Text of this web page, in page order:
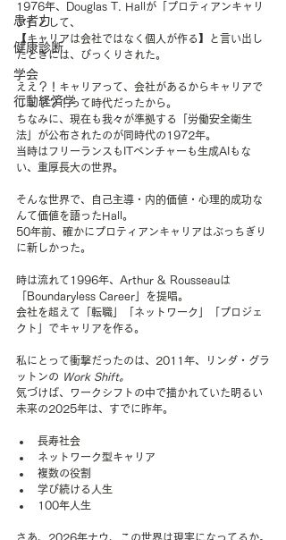
患者力
健康診断
学会
行動経済学
1976年、 Douglas T. Hallが「 プロティアンキャリ
ア」として、
【キャリアは会社ではなく個人が作る】と言い出し
たときには、びっくりされた。
ええ？！キャリアって、会社があるからキャリアで
しょ？？！って時代だったから。
ちなみに、現在も我々が準拠する「労働安全衛生
法」が公布されたのが同時代の1972年。
当時はフリーランスもITベンチャーも生成AIもな
い、重厚長大の世界。
そんな世界で、自己主導・内的価値・心理的成功な
んて価値を語ったHall。
50年前、確かにプロティアンキャリアはぶっちぎり
に新しかった。
時は流れて1996年、Arthur & Rousseauは
「Boundaryless Career」を提唱。
会社を超えて「転職」「ネットワーク」「プロジェ
クト」でキャリアを作る。
私にとって衝撃だったのは、2011年、リンダ・グラ
ットンの Work Shift。
気づけば、ワークシフトの中で描かれていた明るい
未来の2025年は、すでに昨年。
長寿社会
ネットワーク型キャリア
複数の役割
学び続ける人生
100年人生
さあ、2026年ナウ、この世界は現実になってるか。